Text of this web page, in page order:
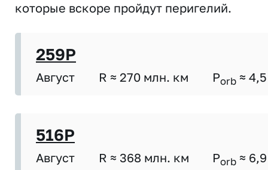
которые вскоре пройдут перигелий.
259P
Август R ≈ 270 млн. км Porb ≈ 4,5
516P
Август R ≈ 368 млн. км Porb ≈ 6,9